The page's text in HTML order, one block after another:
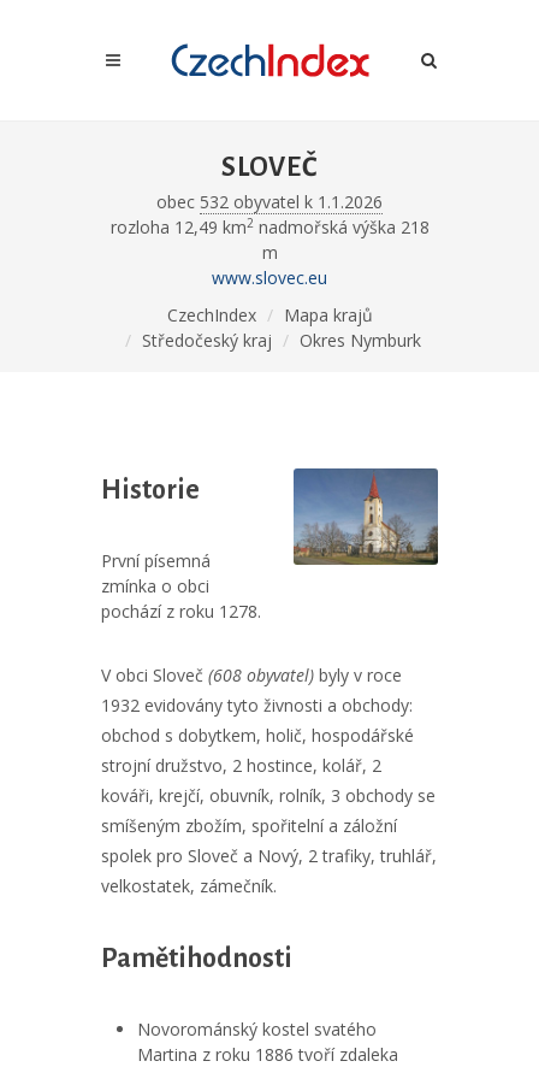
SLOVEČ
obec 532 obyvatel k 1.1.2026
rozloha 12,49 km2nadmořská výška 218
m
www.slovec.eu
CzechIndex
Mapa krajů
Středočeský kraj
Okres Nymburk
Historie
První písemná
zmínka o obci
pochází z roku 1278.
V obci Sloveč (608 obyvatel) byly v roce
1932 evidovány tyto živnosti a obchody:
obchod s dobytkem, holič, hospodářské
strojní družstvo, 2 hostince, kolář, 2
kováři, krejčí, obuvník, rolník, 3 obchody se
smíšeným zbožím, spořitelní a záložní
spolek pro Sloveč a Nový, 2 trafiky, truhlář,
velkostatek, zámečník.
Pamětihodnosti
Novorománský kostel svatého
Martina z roku 1886 tvoří zdaleka